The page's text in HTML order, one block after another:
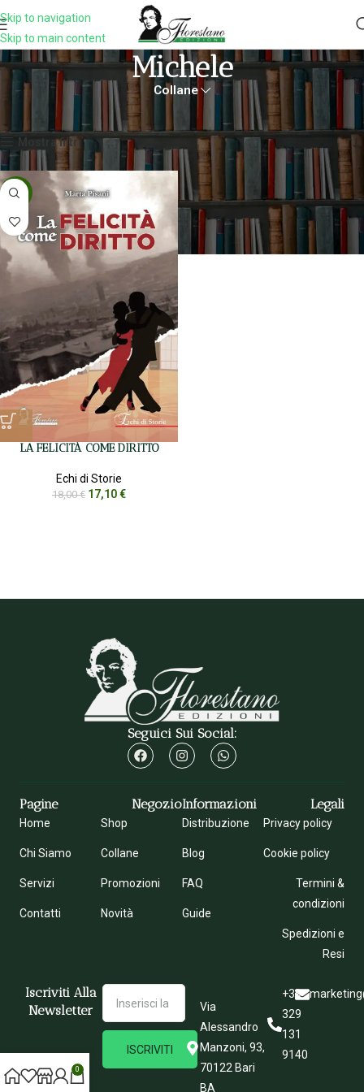
Skip to navigation
Skip to main content
Michele
Collane
Prodotti taggati “Michele” Visualizzazione del risultato
Mostra filtri
-5%
LA FELICITÀ COME DIRITTO
Echi di Storie
18,00€ 17,10€
Seguici Sui Social:
Pagine
Home
Chi Siamo
Servizi
Contatti
Negozio
Shop
Collane
Promozioni
Novità
Informazioni
Distribuzione
Blog
FAQ
Guide
Legali
Privacy policy
Cookie policy
Termini &
condizioni
Spedizioni e
Resi
Iscriviti Alla
Newsletter
ISCRIVITI
Via
Alessandro
Manzoni, 93,
70122 Bari
BA
+39
329
131
9140
0